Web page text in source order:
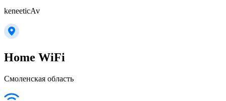
keneeticAv
Home WiFi
Смоленская область